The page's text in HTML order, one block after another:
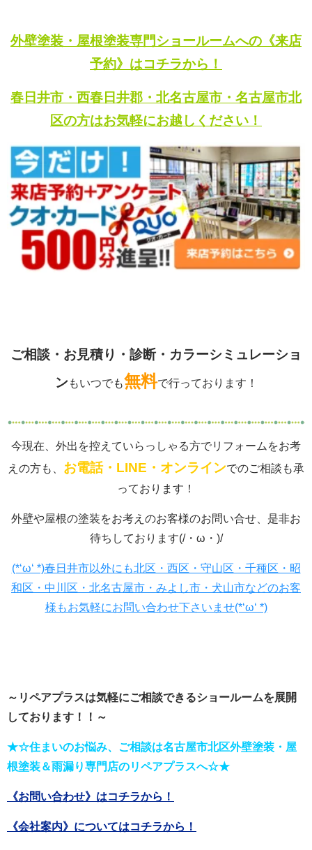
外壁塗装・屋根塗装専門ショールームへの《来店
予約》はコチラから！
春日井市・西春日井郡・北名古屋市・名古屋市北
区の方はお気軽にお越しください！
ご相談・お見積り・診断・カラーシミュレーショ
ン もいつでも無料で行っております！
今現在、外出を控えていらっしゃる方でリフォームをお考
えの方も、 お電話・LINE・オンラインでのご相談も承
っております！
外壁や屋根の塗装をお考えのお客様のお問い合せ、是非お
待ちしております(/・ω・)/
(*‘ω‘ *)春日井市以外にも北区・西区・守山区・千種区・昭
和区・中川区・北名古屋市・みよし市・犬山市などのお客
様もお気軽にお問い合わせ下さいませ(*‘ω‘ *)
～リペアプラスは気軽にご相談できるショールームを展開
しております！！～
★☆住まいのお悩み、ご相談は名古屋市北区外壁塗装・屋
根塗装＆雨漏り専門店のリペアプラスへ☆★
《お問い合わせ》はコチラから！
《会社案内》についてはコチラから！